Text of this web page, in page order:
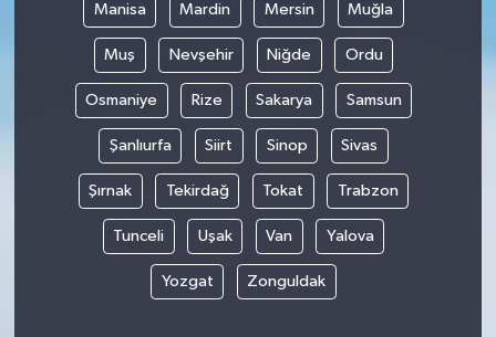
Manisa Mardin Mersin Muğla
Muş Nevşehir Niğde Ordu
Osmaniye Rize Sakarya Samsun
Şanlıurfa Siirt Sinop Sivas
Şırnak Tekirdağ Tokat Trabzon
Tunceli Uşak Van Yalova
Yozgat Zonguldak